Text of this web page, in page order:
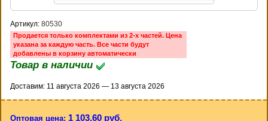
Артикул: 80530
Продается только комплектами из 2-х частей. Цена
указана за каждую часть. Все части будут
добавлены в корзину автоматически
Товар в наличии
Доставим: 11 августа 2026 — 13 августа 2026
Оптовая цена: 1 103,60 руб.